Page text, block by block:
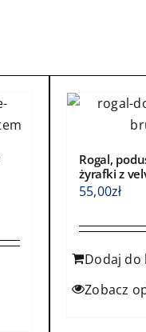
produktu
Rogal,
żyrafki z
55,00zł
Dodaj do
Zobacz